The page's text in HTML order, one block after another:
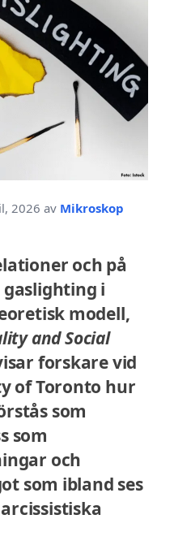
2026 av Mikroskop
och på
gaslighting i
modell,
and Social
forskare vid
of Toronto hur
som
som
och
som ibland ses